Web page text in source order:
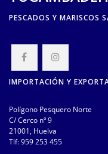
PESCADOS Y MARISCOS
IMPORTACIÓN Y
Polígono Pesquero Norte
C/ Cerco nº 9
21001, Huelva
Tlf:959 253 455